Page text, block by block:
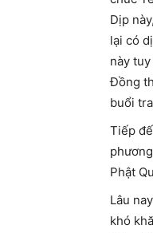
Dịp
lại có
này
Đồng
buổi
Tiếp
Phật
Lâu
khó